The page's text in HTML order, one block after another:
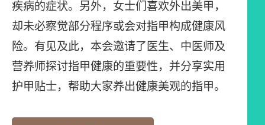
疾病的症状。另外，女士们喜欢外出美甲，
却未必察觉部分程序或会对指甲构成健康风
险。有见及此，本会邀请了医生、中医师及
营养师探讨指甲健康的重要性，并分享实用
护甲贴士，帮助大家养出健康美观的指甲。